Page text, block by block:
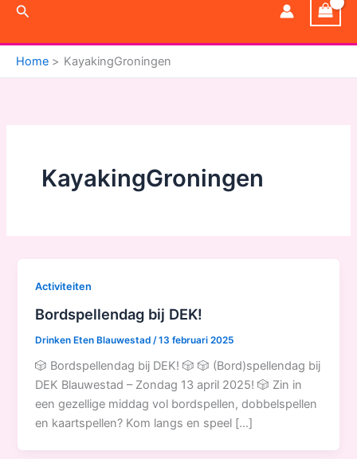
Zoeken
Home KayakingGroningen
KayakingGroningen
Activiteiten
Bordspellendag bij DEK!
Drinken Eten Blauwestad /13 februari 2025
🎲 Bordspellendag bij DEK! 🎲 🎲 (Bord)spellendag bij
DEK Blauwestad – Zondag 13 april 2025! 🎲 Zin in
een gezellige middag vol bordspellen, dobbelspellen
en kaartspellen? Kom langs en speel […]